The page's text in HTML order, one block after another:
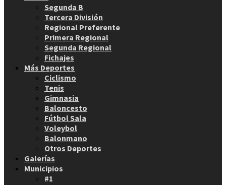
Segunda B
Tercera División
Regional Preferente
Primera Regional
Segunda Regional
Fichajes
Más Deportes
Ciclismo
Tenis
Gimnasia
Baloncesto
Fútbol Sala
Voleybol
Balonmano
Otros Deportes
Galerías
Municipios
#1